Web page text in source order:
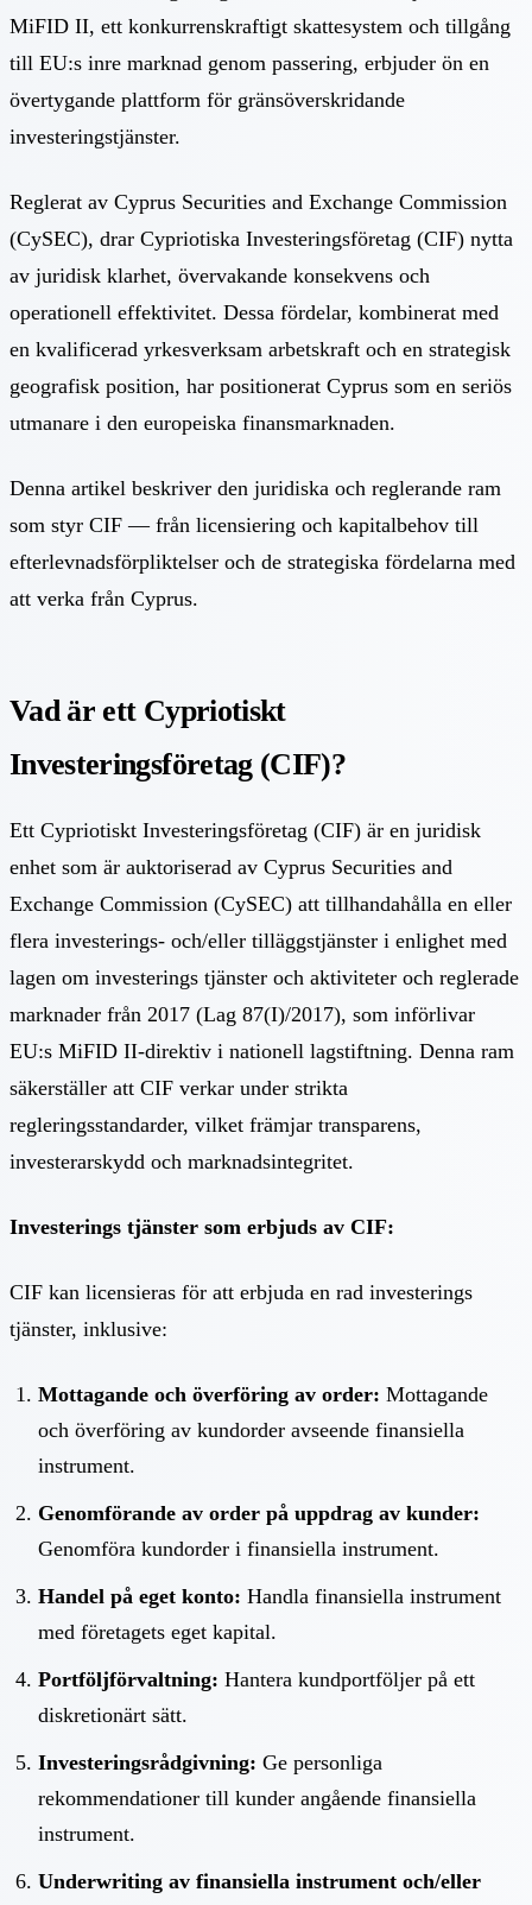
MiFID II, ett konkurrenskraftigt skattesystem och tillgång
till EU:s inre marknad genom passering, erbjuder ön en
övertygande plattform för gränsöverskridande
investeringstjänster.
Reglerat av Cyprus Securities and Exchange Commission
(CySEC), drar Cypriotiska Investeringsföretag (CIF) nytta
av juridisk klarhet, övervakande konsekvens och
operationell effektivitet. Dessa fördelar, kombinerat med
en kvalificerad yrkesverksam arbetskraft och en strategisk
geografisk position, har positionerat Cyprus som en seriös
utmanare i den europeiska finansmarknaden.
Denna artikel beskriver den juridiska och reglerande ram
som styr CIF — från licensiering och kapitalbehov till
efterlevnadsförpliktelser och de strategiska fördelarna med
att verka från Cyprus.
Vad är ett Cypriotiskt
Investeringsföretag (CIF)?
Ett Cypriotiskt Investeringsföretag (CIF) är en juridisk
enhet som är auktoriserad av Cyprus Securities and
Exchange Commission (CySEC) att tillhandahålla en eller
flera investerings- och/eller tilläggstjänster i enlighet med
lagen om investerings tjänster och aktiviteter och reglerade
marknader från 2017 (Lag 87(I)/2017), som införlivar
EU:s MiFID II-direktiv i nationell lagstiftning. Denna ram
säkerställer att CIF verkar under strikta
regleringsstandarder, vilket främjar transparens,
investerarskydd och marknadsintegritet.
Investerings tjänster som erbjuds av CIF:
CIF kan licensieras för att erbjuda en rad investerings
tjänster, inklusive:
Mottagande och överföring av order: Mottagande
och överföring av kundorder avseende finansiella
instrument.
Genomförande av order på uppdrag av kunder:
Genomföra kundorder i finansiella instrument.
Handel på eget konto: Handla finansiella instrument
med företagets eget kapital.
Portföljförvaltning: Hantera kundportföljer på ett
diskretionärt sätt.
Investeringsrådgivning: Ge personliga
rekommendationer till kunder angående finansiella
instrument.
Underwriting av finansiella instrument och/eller